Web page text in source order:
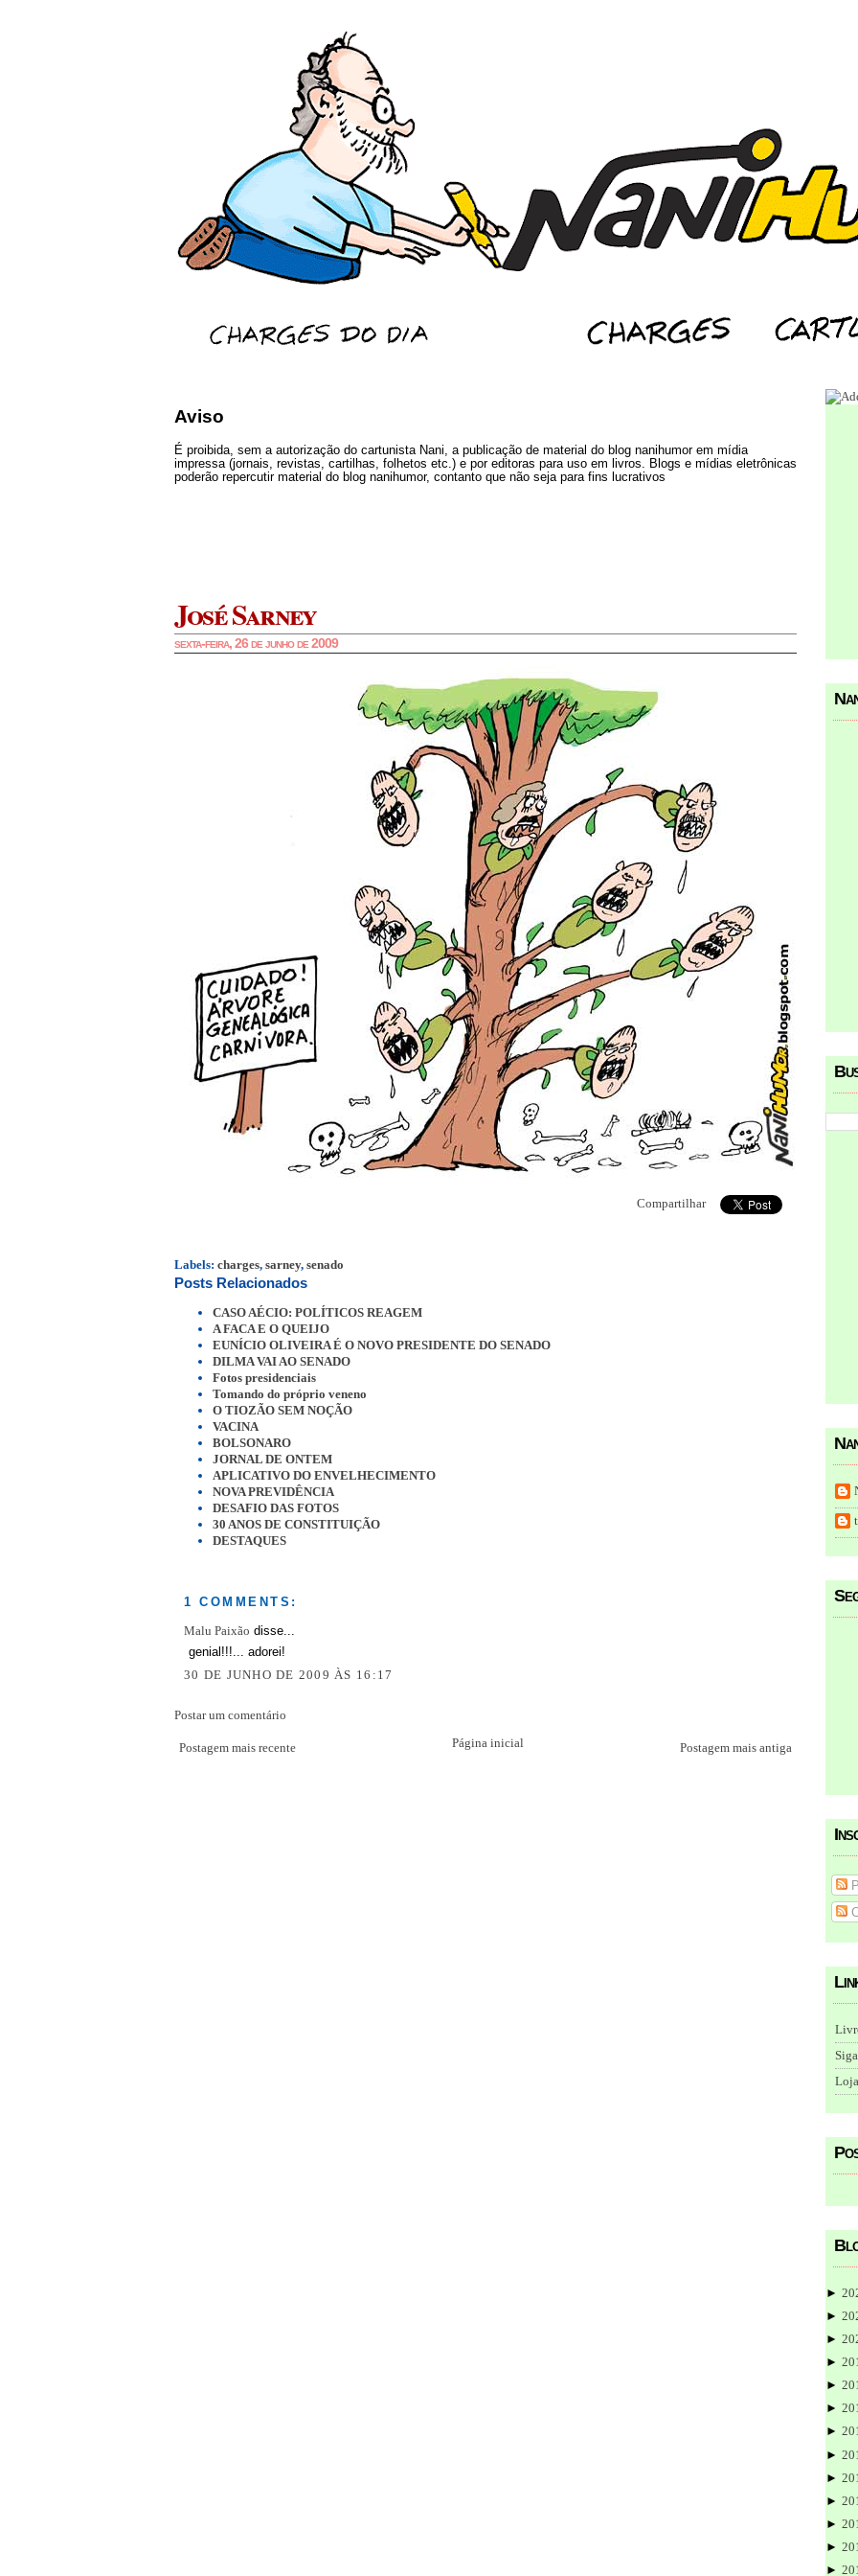
Aviso
É proibida, sem a autorização do cartunista Nani, a publicação de material do blog nanihumor em mídia
impressa (jornais, revistas, cartilhas, folhetos etc.) e por editoras para uso em livros. Blogs e mídias eletrônicas
poderão repercutir material do blog nanihumor, contanto que não seja para fins lucrativos
José Sarney
sexta-feira, 26 de junho de 2009
Compartilhar
Labels: charges, sarney, senado
Posts Relacionados
CASO AÉCIO: POLÍTICOS REAGEM
A FACA E O QUEIJO
EUNÍCIO OLIVEIRA É O NOVO PRESIDENTE DO SENADO
DILMA VAI AO SENADO
Fotos presidenciais
Tomando do próprio veneno
O TIOZÃO SEM NOÇÃO
VACINA
BOLSONARO
JORNAL DE ONTEM
APLICATIVO DO ENVELHECIMENTO
NOVA PREVIDÊNCIA
DESAFIO DAS FOTOS
30 ANOS DE CONSTITUIÇÃO
DESTAQUES
1 COMMENTS:
Malu Paixão disse...
genial!!!... adorei!
30 DE JUNHO DE 2009 ÀS 16:17
Postar um comentário
Postagem mais recente Postagem mais antiga
Página inicial
►
►
►
►
►
►
►
►
►
►
►
►
►